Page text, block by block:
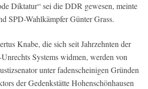
Diktatur“ sei die DDR gewesen, meinte
SPD-Wahlkämpfer Günter Grass.
Knabe, die sich seit Jahrzehnten der
Systems widmen, werden von
unter fadenscheinigen Gründen
der Gedenkstätte Hohenschönhausen